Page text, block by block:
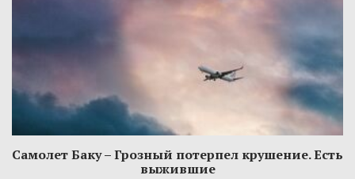
Самолет Баку – Грозный потерпел крушение. Есть
выжившие